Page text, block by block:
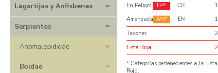
Lagartijas y Anfisbenas
Serpientes
Anomalepididae
Boidae
En Peligro EP CR
1
Amenzada AM EN
1
Taxones
2
Lista Roja
2
* Categorías pertenecientes a la Lista
Roja.